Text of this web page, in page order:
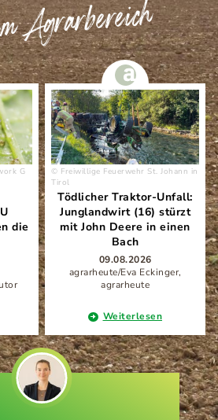
Agrarbereich
G
die
Freiwillige Feuerwehr St. Johann in
Tirol
Tödlicher Traktor-Unfall:
Junglandwirt (16) stürzt
mit John Deere in einen
Bach
09.08.2026
agrarheute/Eva Eckinger,
agrarheute
Weiterlesen